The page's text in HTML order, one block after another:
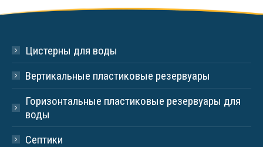
Цистерны для воды
Вертикальные пластиковые резервуары
Горизонтальные пластиковые резервуары для
воды
Септики